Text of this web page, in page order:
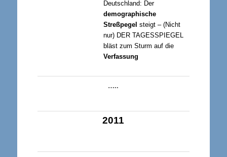
Deutschland: Der
demographische
Streßpegel steigt – (Nicht
nur) DER TAGESSPIEGEL
bläst zum Sturm auf die
Verfassung
…..
2011